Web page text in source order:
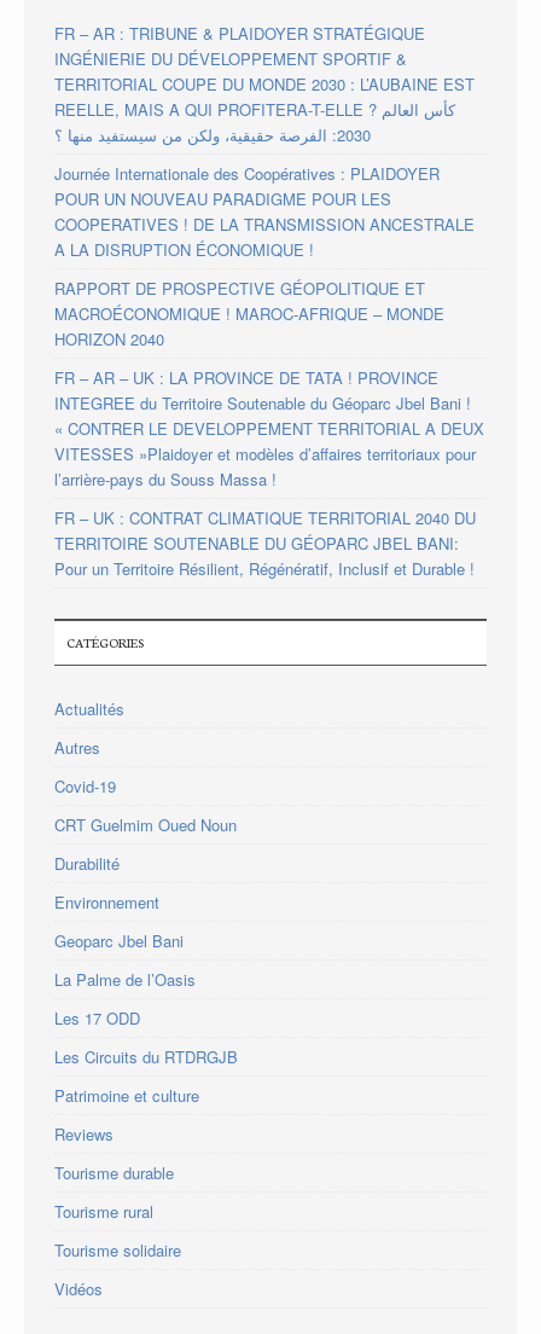
FR – AR : TRIBUNE & PLAIDOYER STRATÉGIQUE
INGÉNIERIE DU DÉVELOPPEMENT SPORTIF &
TERRITORIAL COUPE DU MONDE 2030 : L’AUBAINE EST
REELLE, MAIS A QUI PROFITERA-T-ELLE ? كأس العالم
2030: الفرصة حقيقية، ولكن من سيستفيد منها ؟
Journée Internationale des Coopératives : PLAIDOYER
POUR UN NOUVEAU PARADIGME POUR LES
COOPERATIVES ! DE LA TRANSMISSION ANCESTRALE
A LA DISRUPTION ÉCONOMIQUE !
RAPPORT DE PROSPECTIVE GÉOPOLITIQUE ET
MACROÉCONOMIQUE ! MAROC-AFRIQUE – MONDE
HORIZON 2040
FR – AR – UK : LA PROVINCE DE TATA ! PROVINCE
INTEGREE du Territoire Soutenable du Géoparc Jbel Bani !
« CONTRER LE DEVELOPPEMENT TERRITORIAL A DEUX
VITESSES »Plaidoyer et modèles d’affaires territoriaux pour
l’arrière-pays du Souss Massa !
FR – UK : CONTRAT CLIMATIQUE TERRITORIAL 2040 DU
TERRITOIRE SOUTENABLE DU GÉOPARC JBEL BANI:
Pour un Territoire Résilient, Régénératif, Inclusif et Durable !
CATÉGORIES
Actualités
Autres
Covid-19
CRT Guelmim Oued Noun
Durabilité
Environnement
Geoparc Jbel Bani
La Palme de l’Oasis
Les 17 ODD
Les Circuits du RTDRGJB
Patrimoine et culture
Reviews
Tourisme durable
Tourisme rural
Tourisme solidaire
Vidéos